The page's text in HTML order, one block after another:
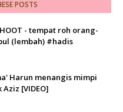
POSTS
- tempat roh orang-
(lembah) #hadis
Harun menangis mimpi
[VIDEO]